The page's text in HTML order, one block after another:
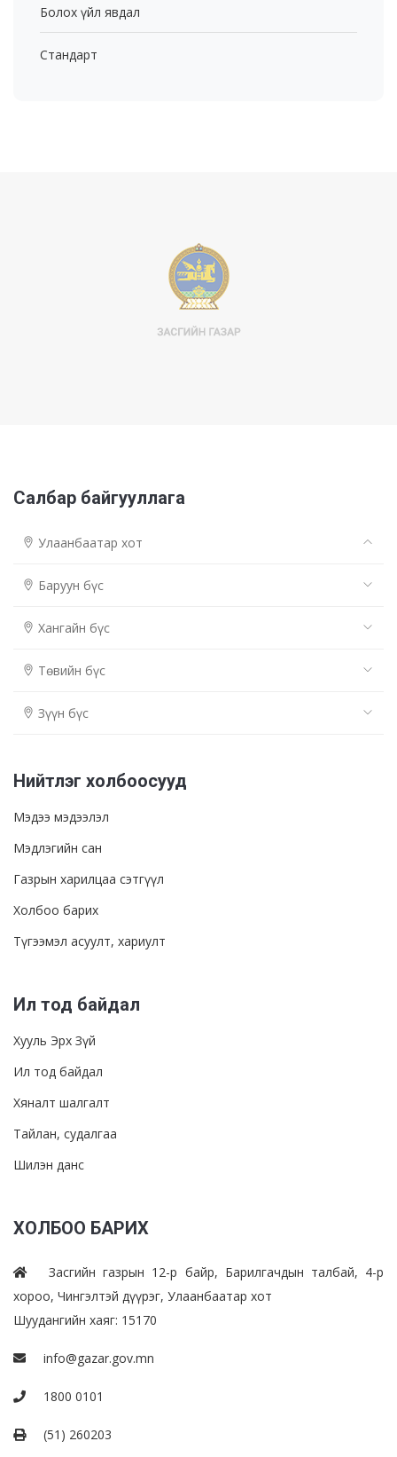
Болох үйл явдал
Стандарт
Салбар байгууллага
Улаанбаатар хот
Баруун бүс
Хангайн бүс
Төвийн бүс
Зүүн бүс
Нийтлэг холбоосууд
Мэдээ мэдээлэл
Мэдлэгийн сан
Газрын харилцаа сэтгүүл
Холбоо барих
Түгээмэл асуулт, хариулт
Ил тод байдал
Хууль Эрх Зүй
Ил тод байдал
Хяналт шалгалт
Тайлан, судалгаа
Шилэн данс
ХОЛБОО БАРИХ
Засгийн газрын 12-р байр, Барилгачдын талбай, 4-р
хороо, Чингэлтэй дүүрэг, Улаанбаатар хот
Шуудангийн хаяг: 15170
info@gazar.gov.mn
1800 0101
(51) 260203